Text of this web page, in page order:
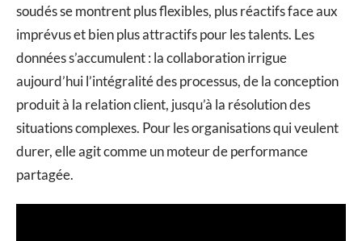
soudés se montrent plus flexibles, plus réactifs face aux
imprévus et bien plus attractifs pour les talents. Les
données s’accumulent : la collaboration irrigue
aujourd’hui l’intégralité des processus, de la conception
produit à la relation client, jusqu’à la résolution des
situations complexes. Pour les organisations qui veulent
durer, elle agit comme un moteur de performance
partagée.